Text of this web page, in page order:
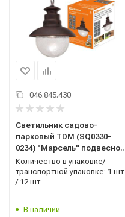
046.845.430
Светильник садово-
парковый TDM (SQ0330-
0234) "Марсель" подвесной
60Вт E27 махагон
Количество в упаковке/
транспортной упаковке: 1 шт
/ 12 шт
В наличии